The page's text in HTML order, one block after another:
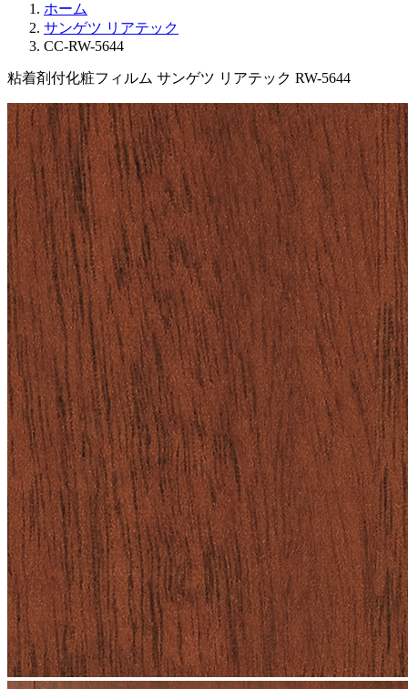
ホーム
サンゲツ リアテック
CC-RW-5644
粘着剤付化粧フィルム サンゲツ リアテック RW-5644